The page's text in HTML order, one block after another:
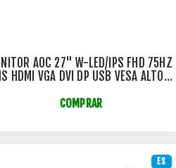
AOC 27" W-LED/IPS FHD 75HZ
HDMI VGA DVI DP USB VESA ALTO-
COMPRAR
ES